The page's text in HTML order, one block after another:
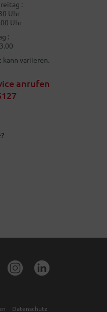
:
Uhr
Uhr
:
variieren.
anrufen
Datenschutz